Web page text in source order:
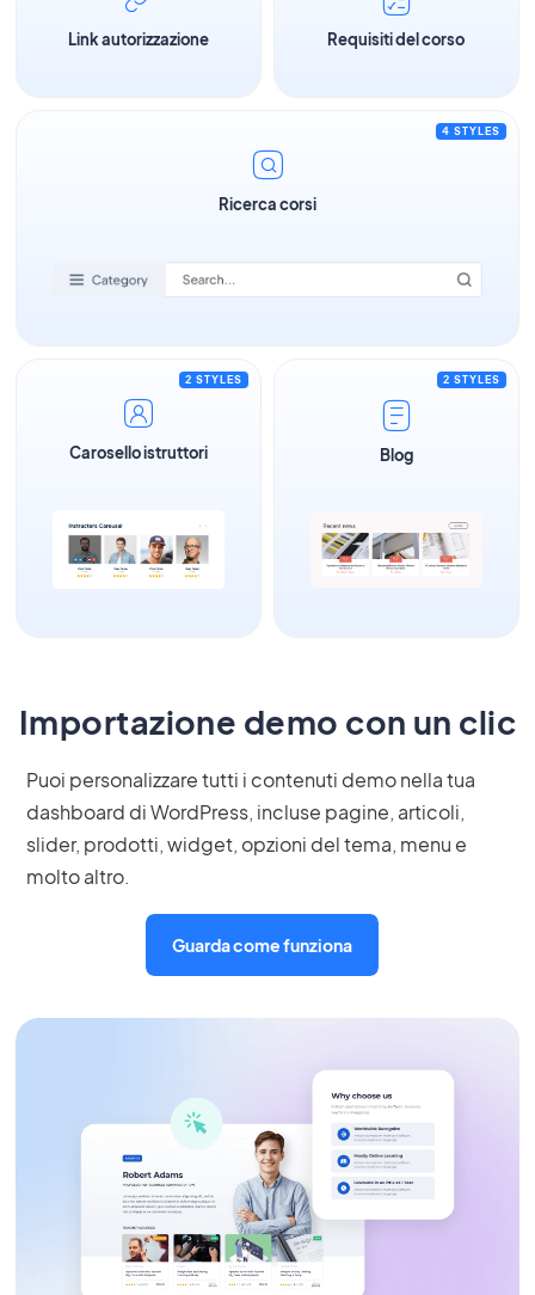
Link autorizzazione Requisiti del corso
4 STYLES
Ricerca corsi
2 STYLES
Carosello istruttori
2 STYLES
Blog
Importazione demo con un clic
Puoi personalizzare tutti i contenuti demo nella tua
dashboard di WordPress, incluse pagine, articoli,
slider, prodotti, widget, opzioni del tema, menu e
molto altro.
Guarda come funziona